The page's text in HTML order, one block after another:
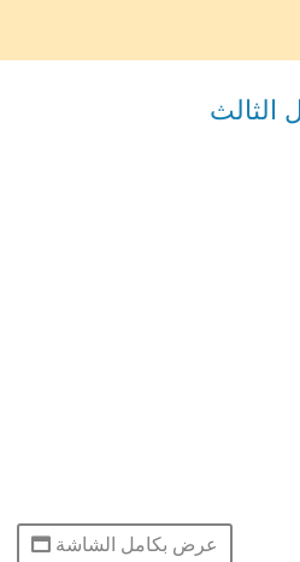
الثالث
عرض بكامل الشاشة